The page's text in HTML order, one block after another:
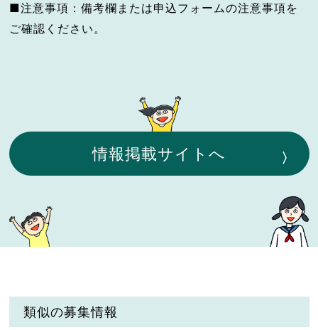
■注意事項：備考欄または申込フォームの注意事項を
ご確認ください。
情報掲載サイトへ
類似の募集情報